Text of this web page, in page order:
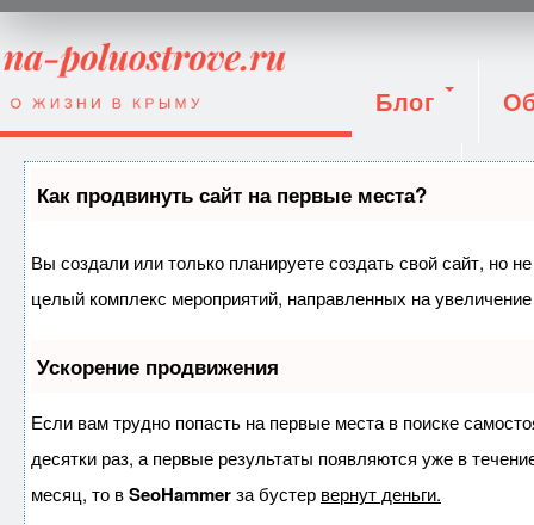
Блог
Вход
Как продвинуть сайт на первые места?
Вы создали или только планируете создать свой сайт, но
целый комплекс мероприятий, направленных на
Ускорение продвижения
Если вам трудно попасть на первые места в поиске
десятки раз, а первые результаты появляются уже в
месяц, то вSeoHammerза бустер вернут деньги.